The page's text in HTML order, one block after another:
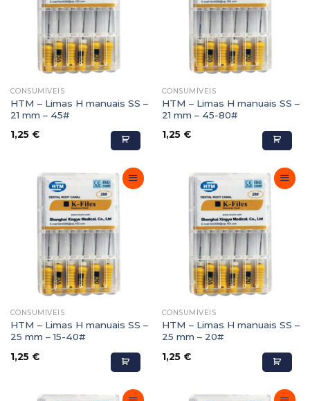
CONSUMÍVEIS
HTM – Limas H manuais SS –
21 mm – 45#
1,25 €
CONSUMÍVEIS
HTM – Limas H manuais SS –
21 mm – 45-80#
1,25 €
Adicionar
Favoritos
CONSUMÍVEIS
HTM – Limas H manuais SS –
25 mm – 15-40#
1,25 €
Adicionar
Favoritos
CONSUMÍVEIS
HTM – Limas H manuais SS –
25 mm – 20#
1,25 €